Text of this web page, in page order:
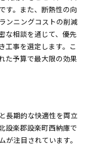
す。また、断熱性の向
ンニングコストの削減
な相談を通じて、優先
工事を選定します。こ
た予算で最大限の効果
長期的な快適性を両立
設楽郡設楽町西納庫で
注目されています。